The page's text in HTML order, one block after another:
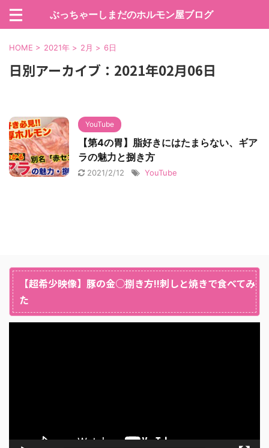
ぶっちゃーしまだのホルモン屋ブログ
HOME > 2021年 > 2月 > 6日
日別アーカイブ：2021年02月06日
YouTube
【第4の胃】脂好きにはたまらない、ギア
ラの魅力と捌き方
2021/2/12 YouTube
【超希少映像】豚の金○捌き方!!刺しと焼きで食べてみ
た